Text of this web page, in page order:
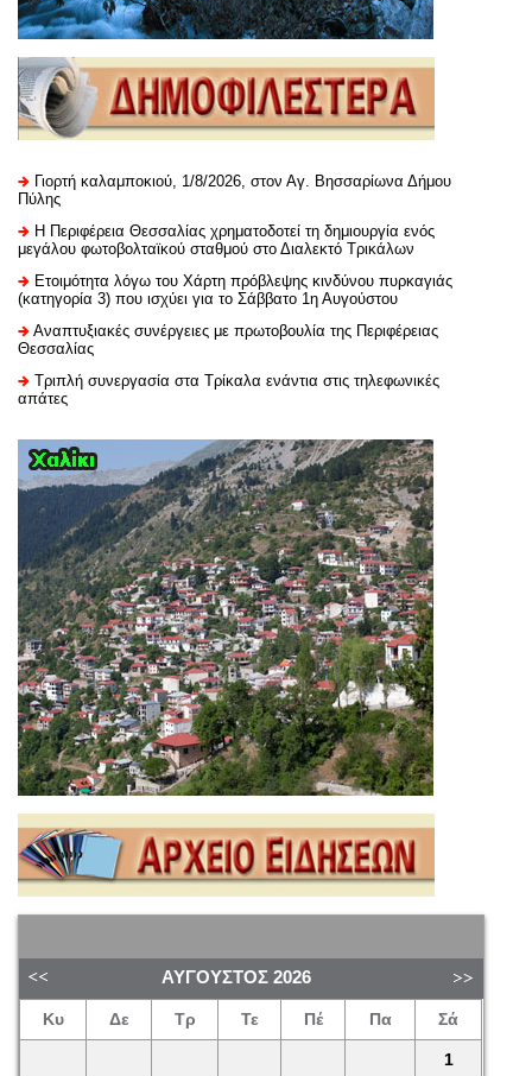
Γιορτή καλαμποκιού, 1/8/2026, στον Αγ. Βησσαρίωνα Δήμου
Πύλης
H Περιφέρεια Θεσσαλίας χρηματοδοτεί τη δημιουργία ενός
μεγάλου φωτοβολταϊκού σταθμού στο Διαλεκτό Τρικάλων
Ετοιμότητα λόγω του Χάρτη πρόβλεψης κινδύνου πυρκαγιάς
(κατηγορία 3) που ισχύει για το Σάββατο 1η Αυγούστου
Αναπτυξιακές συνέργειες με πρωτοβουλία της Περιφέρειας
Θεσσαλίας
Τριπλή συνεργασία στα Τρίκαλα ενάντια στις τηλεφωνικές
απάτες
ΑΎΓΟΥΣΤΟΣ 2026
Κυ Δε Τρ Τε Πέ Πα Σά
1